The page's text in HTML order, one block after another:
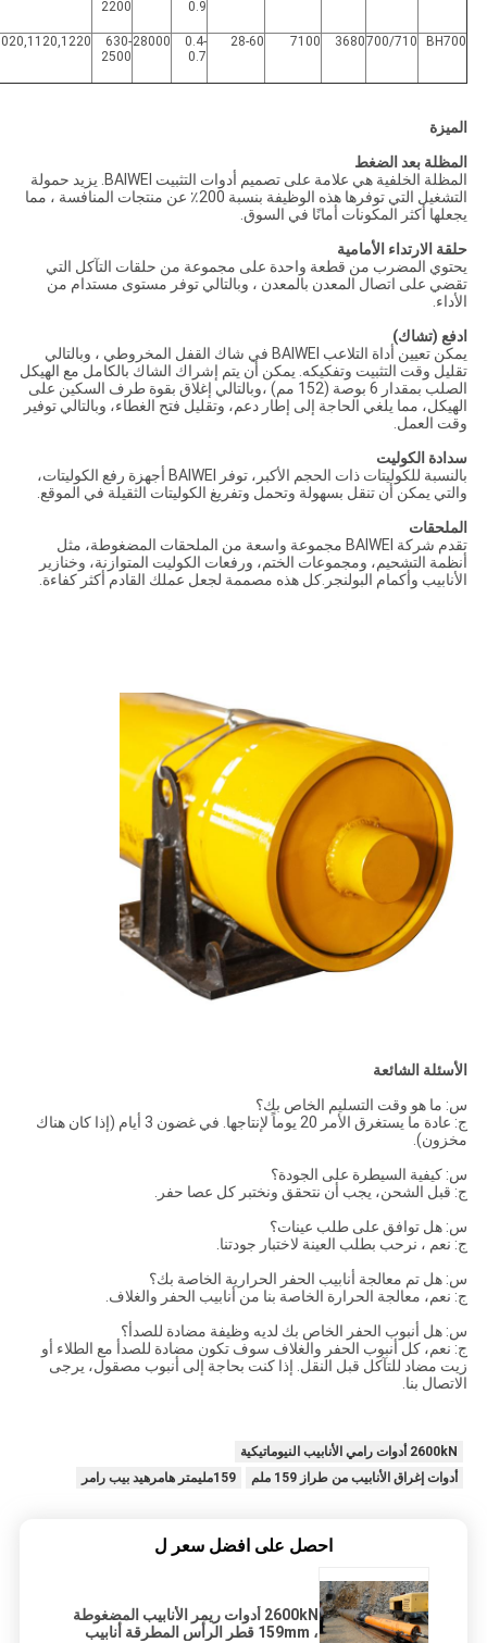
0.9
2200
BH700
700/710
3680
7100
28-60
0.4-
0.7
28000
630-
2500
الميزة
المظلة بعد الضغط
المظلة الخلفية هي علامة على تصميم أدوات التثبيت BAIWEI. يزيد حمولة
التشغيل التي توفرها هذه الوظيفة بنسبة 200٪ عن منتجات المنافسة ، مما
يجعلها أكثر المكونات أمانًا في السوق.
حلقة الارتداء الأمامية
يحتوي المضرب من قطعة واحدة على مجموعة من حلقات التآكل التي
تقضي على اتصال المعدن بالمعدن ، وبالتالي توفر مستوى مستدام من
الأداء.
ادفع (تشاك)
يمكن تعيين أداة التلاعب BAIWEI في شاك القفل المخروطي ، وبالتالي
تقليل وقت التثبيت وتفكيكه. يمكن أن يتم إشراك الشاك بالكامل مع الهيكل
الصلب بمقدار 6 بوصة (152 مم) ،وبالتالي إغلاق بقوة طرف السكين على
الهيكل، مما يلغي الحاجة إلى إطار دعم، وتقليل فتح الغطاء، وبالتالي توفير
وقت العمل.
سدادة الكوليت
بالنسبة للكوليتات ذات الحجم الأكبر، توفر BAIWEI أجهزة رفع الكوليتات،
والتي يمكن أن تنقل بسهولة وتحمل وتفريغ الكوليتات الثقيلة في الموقع.
الملحقات
تقدم شركة BAIWEI مجموعة واسعة من الملحقات المضغوطة، مثل
أنظمة التشحيم، ومجموعات الختم، ورفعات الكوليت المتوازنة، وخنازير
الأنابيب وأكمام البولنجر.كل هذه مصممة لجعل عملك القادم أكثر كفاءة.
الأسئلة الشائعة
س: ما هو وقت التسليم الخاص بك؟
ج: عادة ما يستغرق الأمر 20 يوماً لإنتاجها. في غضون 3 أيام (إذا كان هناك
مخزون).
س: كيفية السيطرة على الجودة؟
ج: قبل الشحن، يجب أن نتحقق ونختبر كل عصا حفر.
س: هل توافق على طلب عينات؟
ج: نعم ، نرحب بطلب العينة لاختبار جودتنا.
س: هل تم معالجة أنابيب الحفر الحرارية الخاصة بك؟
ج: نعم، معالجة الحرارة الخاصة بنا من أنابيب الحفر والغلاف.
س: هل أنبوب الحفر الخاص بك لديه وظيفة مضادة للصدأ؟
ج: نعم، كل أنبوب الحفر والغلاف سوف تكون مضادة للصدأ مع الطلاء أو
زيت مضاد للتآكل قبل النقل. إذا كنت بحاجة إلى أنبوب مصقول، يرجى
الاتصال بنا.
2600kN أدوات رامي الأنابيب النيوماتيكية
أدوات إغراق الأنابيب من طراز 159 ملم
159مليمتر هامرهيد بيب رامر
احصل على افضل سعر ل
2600kN أدوات ريمر الأنابيب المضغوطة
، 159mm قطر الرأس المطرقة أنابيب